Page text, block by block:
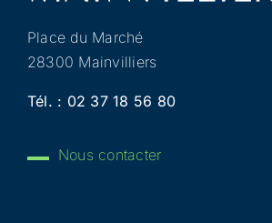
Place du Marché
28300 Mainvilliers
Tél. : 02 37 18 56 80
Nous contacter